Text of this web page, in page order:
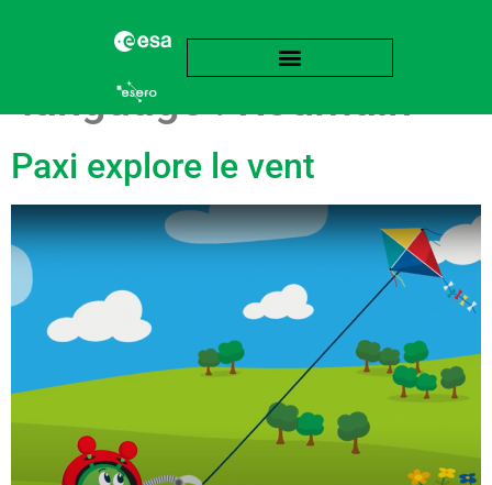
language :Roumain
Paxi explore le vent